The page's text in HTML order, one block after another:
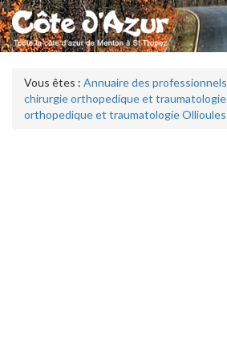
Vous êtes : Annuaire des professionnels
chirurgie orthopedique et traumatologie
orthopedique et traumatologie Ollioules